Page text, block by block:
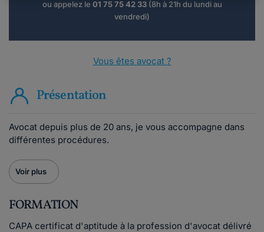
ou appelez le 01 75 75 42 33(8h à 21h du lundi au
vendredi)
Vous êtes avocat ?
Présentation
Avocat depuis plus de 20 ans, je vous accompagne dans
différentes procédures.
Voir plus
FORMATION
CAPA certificat d'aptitude à la profession d'avocat délivré